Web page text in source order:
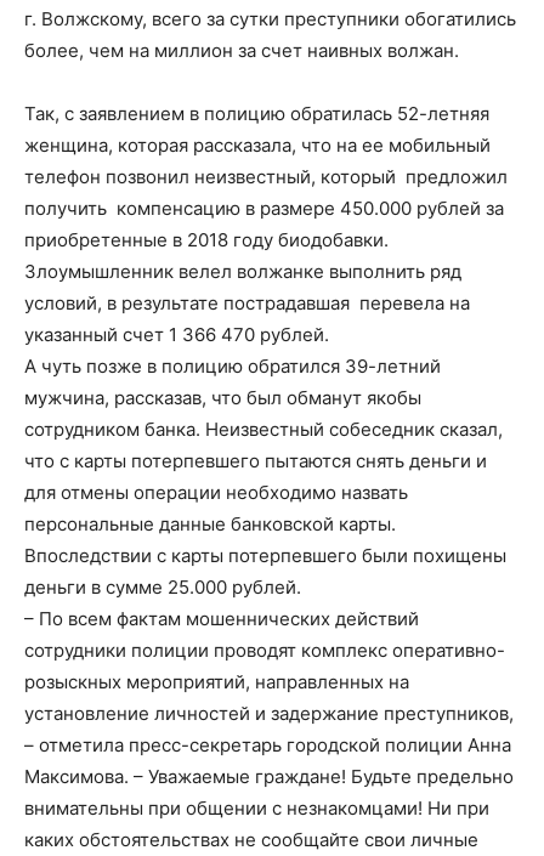
г. Волжскому, всего за сутки преступники обогатились
более, чем на миллион за счет наивных волжан.
Так, с заявлением в полицию обратилась 52-летняя
женщина, которая рассказала, что на ее мобильный
телефон позвонил неизвестный, который предложил
получить компенсацию в размере 450.000 рублей за
приобретенные в 2018 году биодобавки.
Злоумышленник велел волжанке выполнить ряд
условий, в результате пострадавшая перевела на
указанный счет 1 366 470 рублей.
А чуть позже в полицию обратился 39-летний
мужчина, рассказав, что был обманут якобы
сотрудником банка. Неизвестный собеседник сказал,
что с карты потерпевшего пытаются снять деньги и
для отмены операции необходимо назвать
персональные данные банковской карты.
Впоследствии с карты потерпевшего были похищены
деньги в сумме 25.000 рублей.
– По всем фактам мошеннических действий
сотрудники полиции проводят комплекс оперативно-
розыскных мероприятий, направленных на
установление личностей и задержание преступников,
– отметила пресс-секретарь городской полиции Анна
Максимова. – Уважаемые граждане! Будьте предельно
внимательны при общении с незнакомцами! Ни при
каких обстоятельствах не сообщайте свои личные